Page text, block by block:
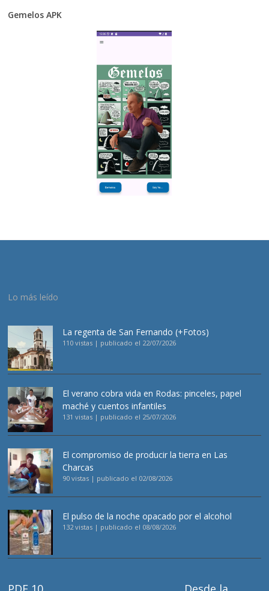
Gemelos APK
Lo más leído
La regenta de San Fernando (+Fotos)
110 vistas | publicado el 22/07/2026
El verano cobra vida en Rodas: pinceles, papel
maché y cuentos infantiles
131 vistas | publicado el 25/07/2026
El compromiso de producir la tierra en Las
Charcas
90 vistas | publicado el 02/08/2026
El pulso de la noche opacado por el alcohol
132 vistas | publicado el 08/08/2026